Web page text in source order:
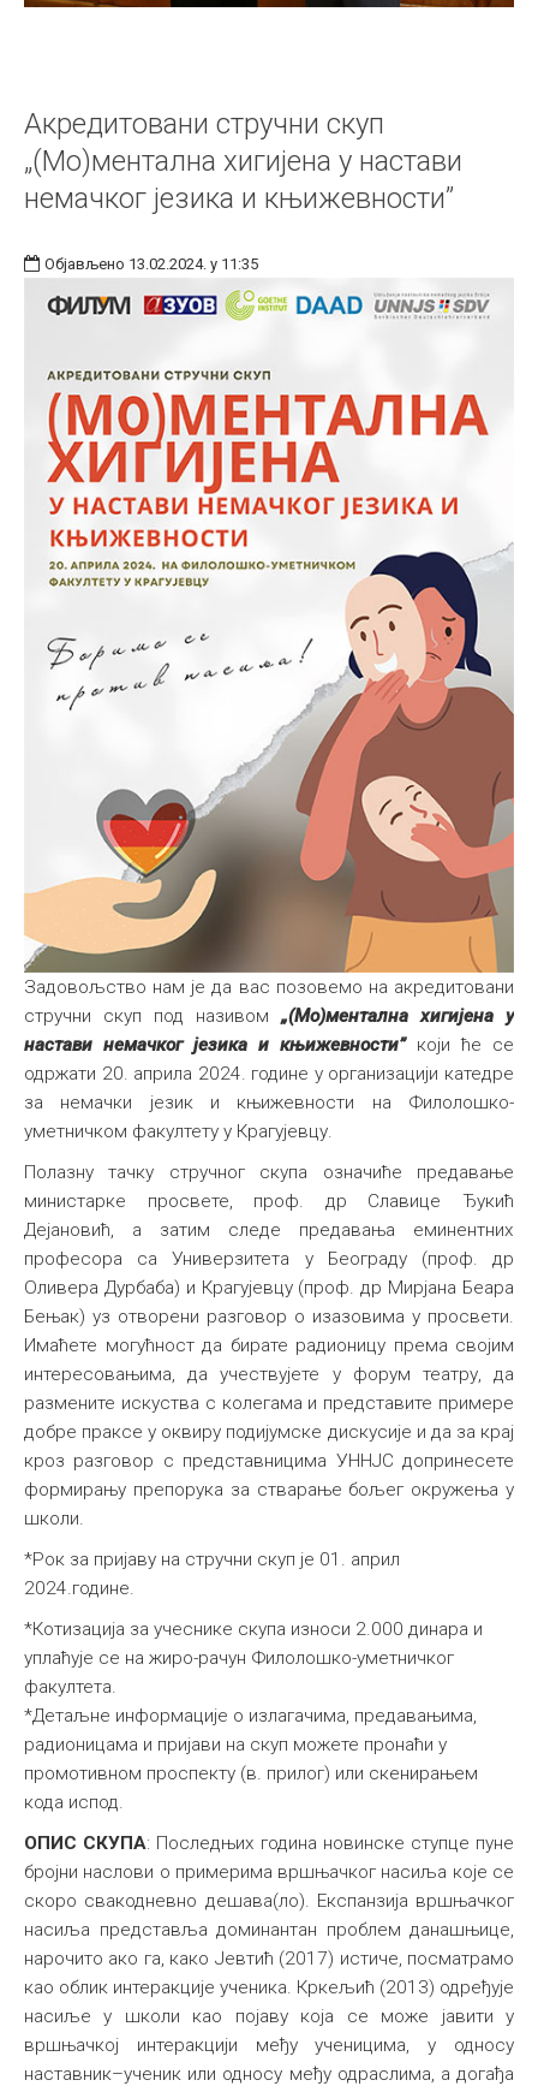
Акредитовани стручни скуп
„(Мо)ментална хигијена у настави
немачког језика и књижевности”
Објављено 13.02.2024. у 11:35
Задовољство нам је да вас позовемо на акредитовани
стручни скуп под називом „(Мо)ментална хигијена у
настави немачког језика и књижевности” који ће се
одржати 20. априла 2024. године у организацији катедре
за немачки језик и књижевности на Филолошко-
уметничком факултету у Крагујевцу.
Полазну тачку стручног скупа означиће предавање
министарке просвете, проф. др Славице Ђукић
Дејановић, а затим следе предавања еминентних
професора са Универзитета у Београду (проф. др
Оливера Дурбаба) и Крагујевцу (проф. др Мирјана Беара
Бењак) уз отворени разговор о изазовима у просвети.
Имаћете могућност да бирате радионицу према својим
интересовањима, да учествујете у форум театру, да
размените искуства с колегама и представите примере
добре праксе у оквиру подијумске дискусије и да за крај
кроз разговор с представницима УННЈС допринесете
формирању препорука за стварање бољег окружења у
школи.
*Рок за пријаву на стручни скуп је 01. април
2024.године.
*Котизација за учеснике скупа износи 2.000 динара и
уплаћује се на жиро-рачун Филолошко-уметничког
факултета.
*Детаљне информације о излагачима, предавањима,
радионицама и пријави на скуп можете пронаћи у
промотивном проспекту (в. прилог) или скенирањем
кода испод.
ОПИС СКУПА: Последњих година новинске ступце пуне
бројни наслови о примерима вршњачког насиља које се
скоро свакодневно дешава(ло). Експанзија вршњачког
насиља представља доминантан проблем данашњице,
нарочито ако га, како Јевтић (2017) истиче, посматрамо
као облик интеракције ученика. Кркељић (2013) одређује
насиље у школи као појаву која се може јавити у
вршњачкој интеракцији међу ученицима, у односу
наставник–ученик или односу међу одраслима, а догађа